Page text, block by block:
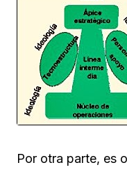
Por otra parte, es